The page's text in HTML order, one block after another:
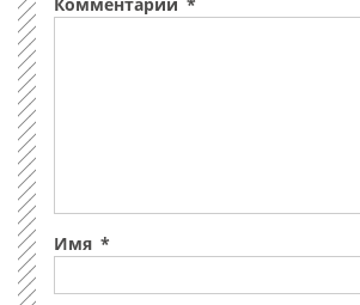
Комментарий *
Имя *